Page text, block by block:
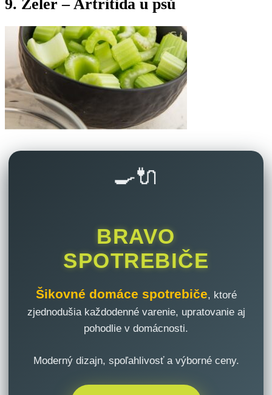
9. Zeler – Artritida u psů
🍳🔌
BRAVO
SPOTREBIČE
Šikovné domáce spotrebiče, ktoré
zjednodušia každodenné varenie, upratovanie aj
pohodlie v domácnosti.
Moderný dizajn, spoľahlivosť a výborné ceny.